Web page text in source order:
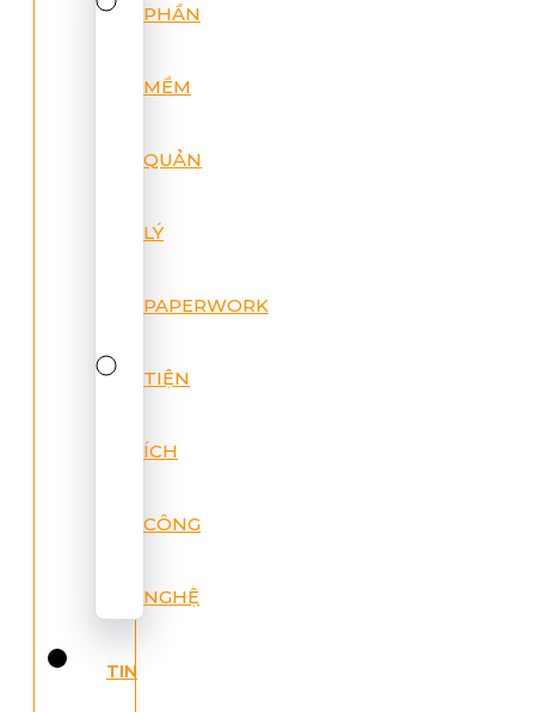
PHẦN
MỀM
QUẢN
LÝ
PAPERWORK
TIỆN
ÍCH
CÔNG
NGHỆ
TIN